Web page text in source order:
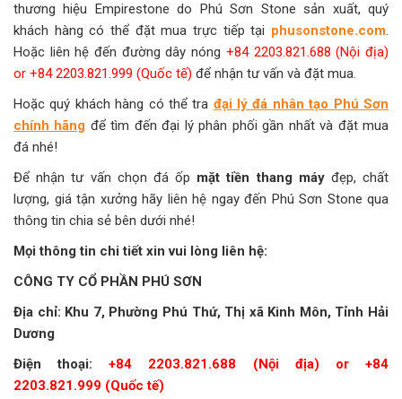
thương hiệu Empirestone do Phú Sơn Stone sản xuất, quý
khách hàng có thể đặt mua trực tiếp tại phusonstone.com.
Hoặc liên hệ đến đường dây nóng +84 2203.821.688 (Nội địa)
or +84 2203.821.999 (Quốc tế) để nhận tư vấn và đặt mua.
Hoặc quý khách hàng có thể tra đại lý đá nhân tạo Phú Sơn
chính hãng để tìm đến đại lý phân phối gần nhất và đặt mua
đá nhé!
Để nhận tư vấn chọn đá ốp mặt tiền thang máyđẹp, chất
lượng, giá tận xưởng hãy liên hệ ngay đến Phú Sơn Stone qua
thông tin chia sẻ bên dưới nhé!
Mọi thông tin chi tiết xin vui lòng liên hệ:
CÔNG TY CỔ PHẦN PHÚ SƠN
Địa chỉ: Khu 7, Phường Phú Thứ, Thị xã Kinh Môn, Tỉnh Hải
Dương
Điện thoại: +84 2203.821.688 (Nội địa) or +84
2203.821.999 (Quốc tế)